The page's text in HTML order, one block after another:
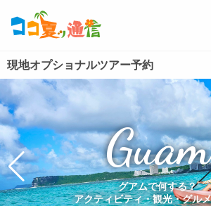
現地オプショナルツアー予約
サイパンで何する？
アクティビティ・観光・グル
Guam
グアムで何する？
アクティビティ・観光・グル
Guam
グアムで何する？
アクティビティ・観光・グル
Guam
グアムで何する？
アクティビティ・観光・グル
サイパンで何する？
アクティビティ・観光・グル